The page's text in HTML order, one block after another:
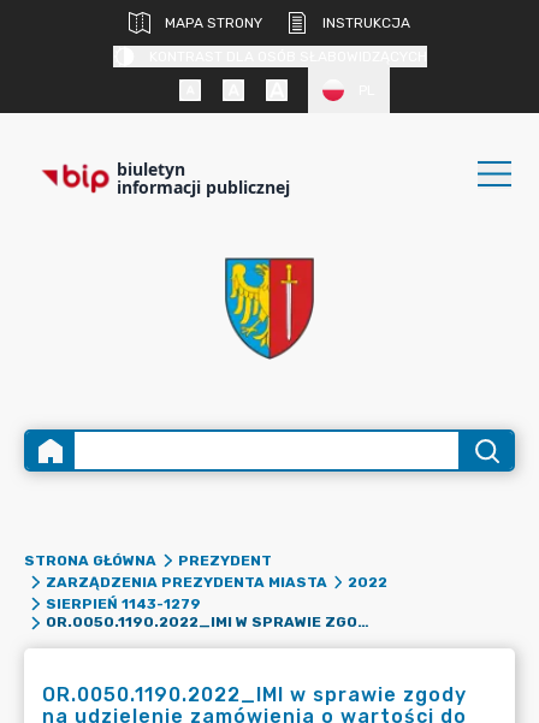
MAPA STRONY
INSTRUKCJA
biuletyn
informacji publicznej
STRONA GŁÓWNA
PREZYDENT
ZARZĄDZENIA PREZYDENTA MIASTA
2022
SIERPIEŃ 1143-1279
OR.0050.1190.2022_IMI W SPRAWIE ZGODY NA UDZIELENIE ZAMÓWIENIA O WARTOŚCI DO 130 000 ZŁ I ZAWARCIA UMOWY NA PRACE KONSERWATORSKIE NAWIERZCHNI PLACU ZABAW W DZIELNICY KORFANTEGO
OR.0050.1190.2022_IMI w sprawie zgody
na udzielenie zamówienia o wartości do